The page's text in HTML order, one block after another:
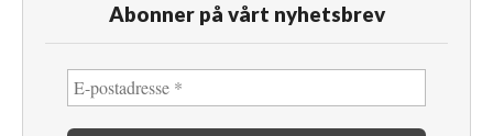
Abonner på vårt nyhetsbrev